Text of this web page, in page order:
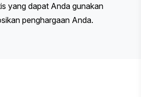
yang dapat Anda gunakan
penghargaan Anda.